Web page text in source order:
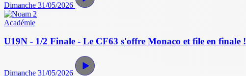
Dimanche 31/05/2026
Académie
U19N - 1/2 Finale - Le CF63 s'offre Monaco et file en finale !
Dimanche 31/05/2026